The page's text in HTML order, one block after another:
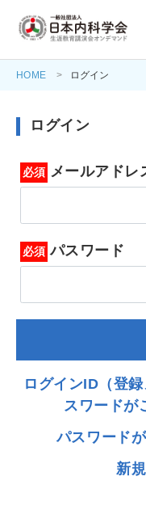
HOME ログイン
ログイン
メールアドレ
パスワード
ログインID（登
スワードが
パスワード
新